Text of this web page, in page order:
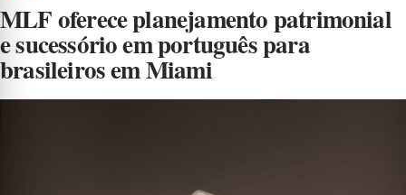
MLF oferece planejamento patrimonial
e sucessório em português para
brasileiros em Miami